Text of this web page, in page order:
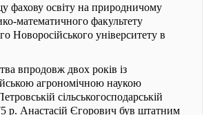
фахову освіту на природничому
математичного факультету
Новоросійського університету в
впродовж двох років із
агрономічною наукою
сільськогосподарській
р. Анастасій Єгорович був штатним